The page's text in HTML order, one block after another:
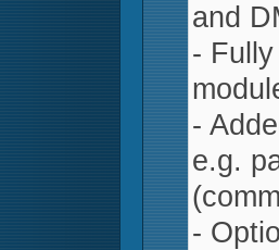
and
-
-
e.g.
-